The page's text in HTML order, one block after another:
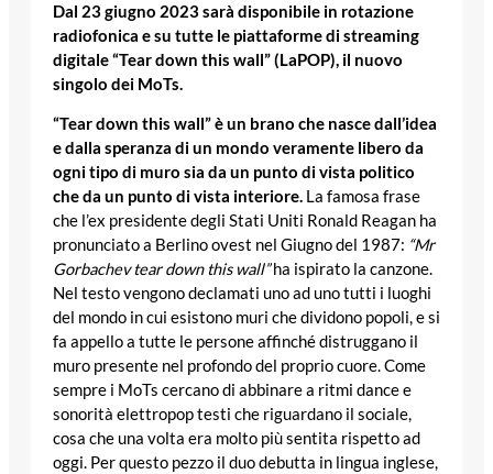
Dal 23 giugno 2023 sarà disponibile in rotazione
radiofonica e su tutte le piattaforme di streaming
digitale “Tear down this wall” (LaPOP), il nuovo
singolo dei MoTs.
“Tear down this wall” è un brano che nasce dall’idea
e dalla speranza di un mondo veramente libero da
ogni tipo di muro sia da un punto di vista politico
che da un punto di vista interiore. La famosa frase
che l’ex presidente degli Stati Uniti Ronald Reagan ha
pronunciato a Berlino ovest nel Giugno del 1987: “Mr
Gorbachev tear down this wall”ha ispirato la canzone.
Nel testo vengono declamati uno ad uno tutti i luoghi
del mondo in cui esistono muri che dividono popoli, e si
fa appello a tutte le persone affinché distruggano il
muro presente nel profondo del proprio cuore. Come
sempre i MoTs cercano di abbinare a ritmi dance e
sonorità elettropop testi che riguardano il sociale,
cosa che una volta era molto più sentita rispetto ad
oggi. Per questo pezzo il duo debutta in lingua inglese,